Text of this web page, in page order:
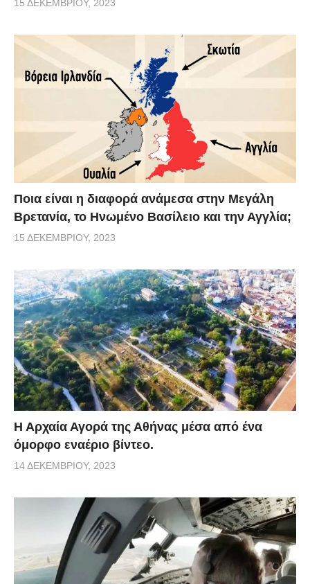
15 ΔΕΚΕΜΒΡΊΟΥ, 2023
Ποια είναι η διαφορά ανάμεσα στην Μεγάλη
Βρετανία, το Ηνωμένο Βασίλειο και την Αγγλία;
15 ΔΕΚΕΜΒΡΊΟΥ, 2023
Η Αρχαία Αγορά της Αθήνας μέσα από ένα
όμορφο εναέριο βίντεο.
14 ΔΕΚΕΜΒΡΊΟΥ, 2023